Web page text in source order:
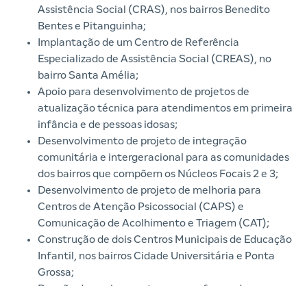
Assistência Social (CRAS), nos bairros Benedito
Bentes e Pitanguinha;
Implantação de um Centro de Referência
Especializado de Assistência Social (CREAS), no
bairro Santa Amélia;
Apoio para desenvolvimento de projetos de
atualização técnica para atendimentos em primeira
infância e de pessoas idosas;
Desenvolvimento de projeto de integração
comunitária e intergeracional para as comunidades
dos bairros que compõem os Núcleos Focais 2 e 3;
Desenvolvimento de projeto de melhoria para
Centros de Atenção Psicossocial (CAPS) e
Comunicação de Acolhimento e Triagem (CAT);
Construção de dois Centros Municipais de Educação
Infantil, nos bairros Cidade Universitária e Ponta
Grossa;